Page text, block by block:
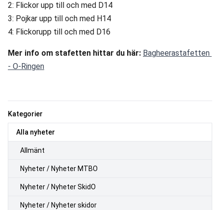
Kategorier
Alla nyheter
Allmänt
Nyheter / Nyheter MTBO
Nyheter / Nyheter SkidO
Nyheter / Nyheter skidor
2: Flickor upp till och med D14
3: Pojkar upp till och med H14
4: Flickorupp till och med D16
Mer info om stafetten hittar du här: Bagheerastafetten
- O-Ringen